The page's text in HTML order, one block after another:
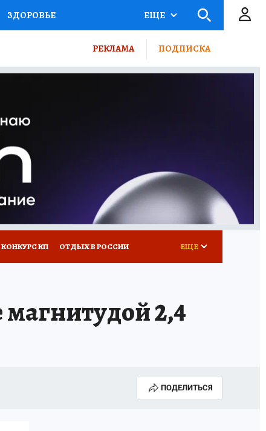
ЗДОРОВЬЕ
ПУТЕВОДИТЕЛЬ
ЕЩЕ
РЕКЛАМА ПОДПИСКА
КОНКУРС КП ОТДЫХ В РОССИИ ЕЩЕ
2,4
ПОДЕЛИТЬСЯ